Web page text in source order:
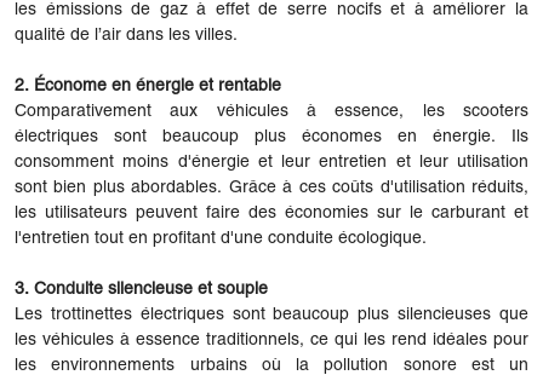
les émissions de gaz à effet de serre nocifs et à améliorer la
qualité de l’air dans les villes.
2. Économe en énergie et rentable
Comparativement aux véhicules à essence, les scooters
électriques sont beaucoup plus économes en énergie. Ils
consomment moins d'énergie et leur entretien et leur utilisation
sont bien plus abordables. Grâce à ces coûts d'utilisation réduits,
les utilisateurs peuvent faire des économies sur le carburant et
l'entretien tout en profitant d'une conduite écologique.
3. Conduite silencieuse et souple
Les trottinettes électriques sont beaucoup plus silencieuses que
les véhicules à essence traditionnels, ce qui les rend idéales pour
les environnements urbains où la pollution sonore est un